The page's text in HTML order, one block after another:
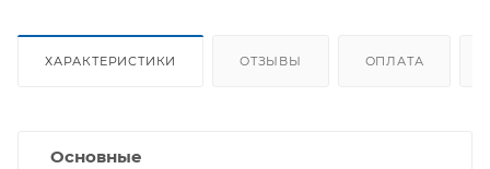
ХАРАКТЕРИСТИКИ ОТЗЫВЫ ОПЛАТА
Основные